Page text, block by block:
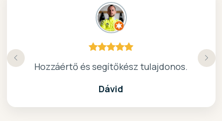
Hozzáértő és segítőkész tulajdonos.
Dávid
kiváló surf-ös bolt .. ajánlom!
Nagyon kedves elado, jo kis bolt :)
Köszönöm a gyors, barátságos kiszolgálast.